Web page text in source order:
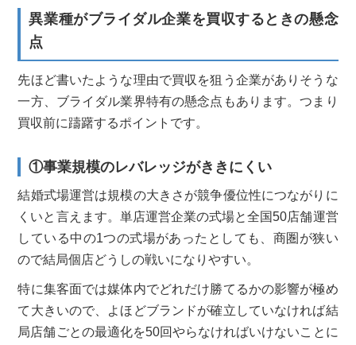
異業種がブライダル企業を買収するときの懸念
点
先ほど書いたような理由で買収を狙う企業がありそうな
一方、ブライダル業界特有の懸念点もあります。つまり
買収前に躊躇するポイントです。
①事業規模のレバレッジがききにくい
結婚式場運営は規模の大きさが競争優位性につながりに
くいと言えます。単店運営企業の式場と全国50店舗運営
している中の1つの式場があったとしても、商圏が狭い
ので結局個店どうしの戦いになりやすい。
特に集客面では媒体内でどれだけ勝てるかの影響が極め
て大きいので、よほどブランドが確立していなければ結
局店舗ごとの最適化を50回やらなければいけないことに